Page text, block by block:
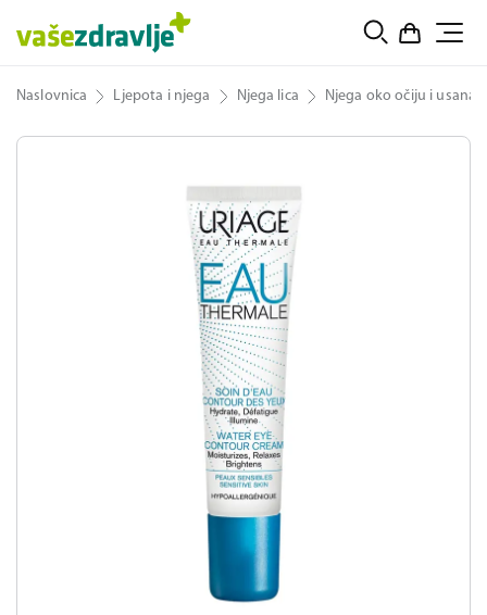
Naslovnica Ljepota i njega Njega lica Njega oko očiju i usana